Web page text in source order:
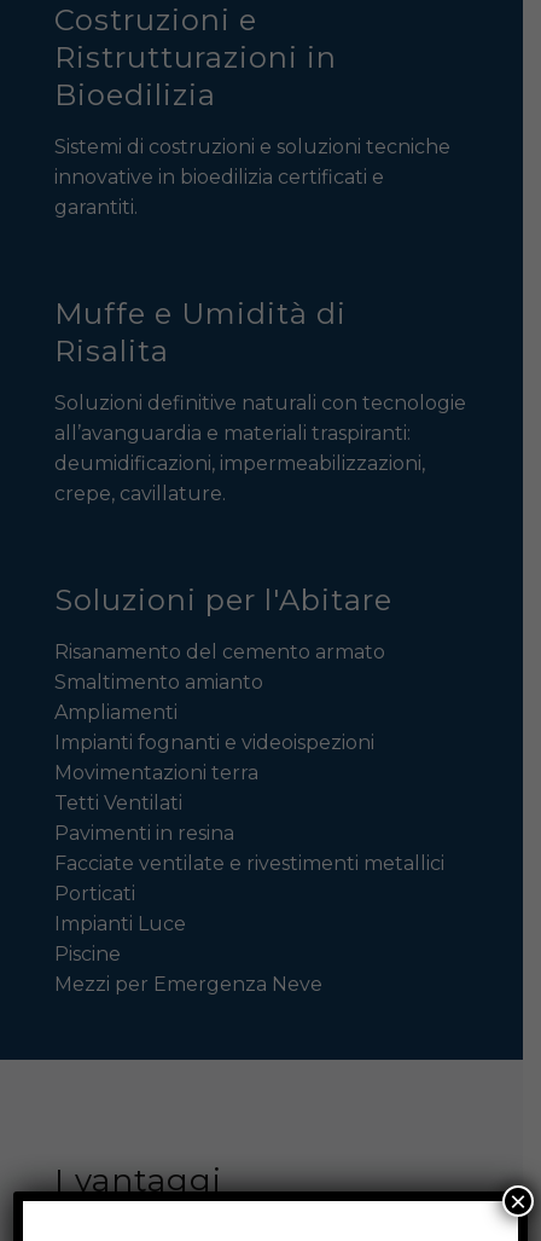
Costruzioni e
Ristrutturazioni in
Bioedilizia
Sistemi di costruzioni e soluzioni tecniche
innovative in bioedilizia certificati e
garantiti.
Muffe e Umidità di
Risalita
Soluzioni definitive naturali con tecnologie
all’avanguardia e materiali traspiranti:
deumidificazioni, impermeabilizzazioni,
crepe, cavillature.
Soluzioni per l'Abitare
Risanamento del cemento armato
Smaltimento amianto
Ampliamenti
Impianti fognanti e videoispezioni
Movimentazioni terra
Tetti Ventilati
Pavimenti in resina
Facciate ventilate e rivestimenti metallici
Porticati
Impianti Luce
Piscine
Mezzi per Emergenza Neve
I vantaggi
×